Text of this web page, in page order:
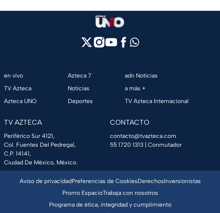
en vivo
TV Azteca
Azteca UNO
Azteca 7
Noticias
Deportes
adn Noticias
a más +
TV Azteca Internacional
TV AZTECA
Periférico Sur 4121,
Col. Fuentes Del Pedregal,
C.P. 14141,
Ciudad De México, México.
CONTACTO
contacto@tvazteca.com
55 1720 1313 | Conmutador
Aviso de privacidadPreferencias de CookiesDerechosInversionistas
Promo EspacioTrabaja con nosotros
Programa de ética, integridad y cumplimiento